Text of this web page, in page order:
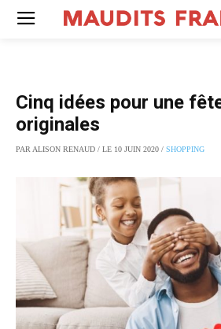
Cinq idées pour une
originales
PAR ALISON RENAUD / LE 10 JUIN 2020 / SHOPPING